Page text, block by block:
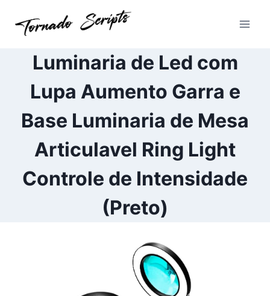
para
ConteúdoLuminaria de Led com
Lupa Aumento Garra e
Base Luminaria de Mesa
Articulavel Ring Light
Controle de Intensidade
(Preto)